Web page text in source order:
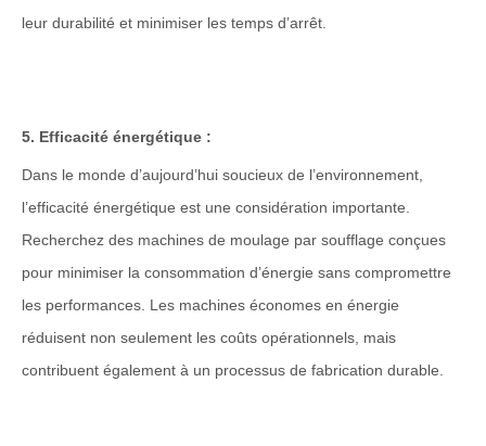
leur durabilité et minimiser les temps d’arrêt.
5. Efficacité énergétique :
Dans le monde d’aujourd’hui soucieux de l’environnement,
l’efficacité énergétique est une considération importante.
Recherchez des machines de moulage par soufflage conçues
pour minimiser la consommation d’énergie sans compromettre
les performances. Les machines économes en énergie
réduisent non seulement les coûts opérationnels, mais
contribuent également à un processus de fabrication durable.